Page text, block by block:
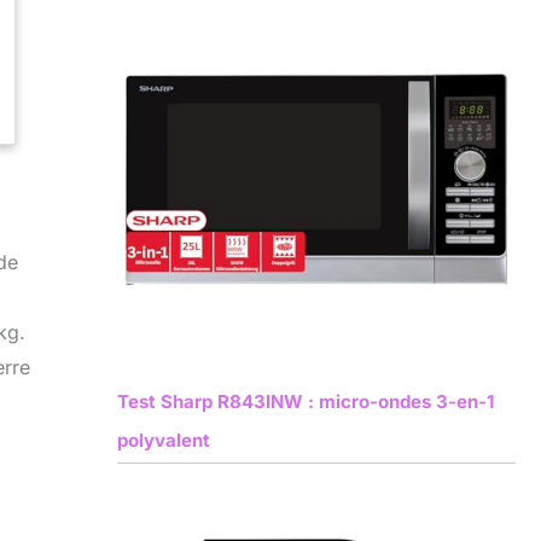
Test Sharp R843INW : micro-ondes 3-en-1
polyvalent